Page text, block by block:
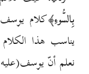
بِالسُّوءِ﴾كلام
يناسب هذا
نعلم أنّ